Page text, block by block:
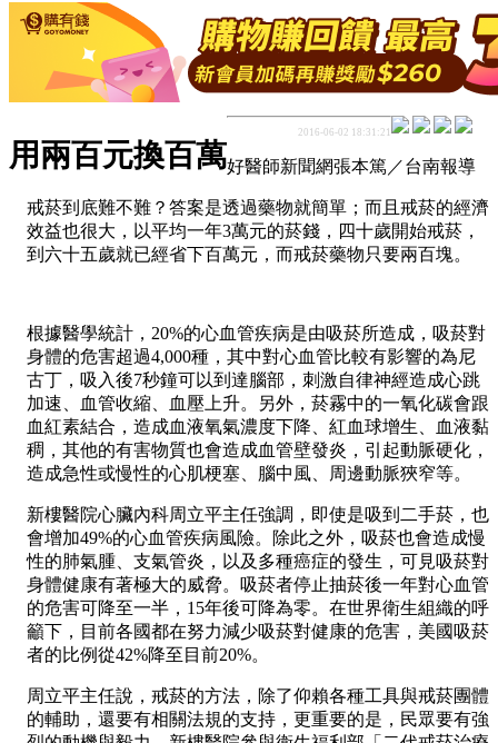
用兩百元換百萬
2016-06-02 18:31:21
好醫師新聞網張本篤／台南報導
戒菸到底難不難？答案是透過藥物就簡單；而且戒菸的經濟
效益也很大，以平均一年3萬元的菸錢，四十歲開始戒菸，
到六十五歲就已經省下百萬元，而戒菸藥物只要兩百塊。
根據醫學統計，20%的心血管疾病是由吸菸所造成，吸菸對
身體的危害超過4,000種，其中對心血管比較有影響的為尼
古丁，吸入後7秒鐘可以到達腦部，刺激自律神經造成心跳
加速、血管收縮、血壓上升。另外，菸霧中的一氧化碳會跟
血紅素結合，造成血液氧氣濃度下降、紅血球增生、血液黏
稠，其他的有害物質也會造成血管壁發炎，引起動脈硬化，
造成急性或慢性的心肌梗塞、腦中風、周邊動脈狹窄等。
新樓醫院心臟內科周立平主任強調，即使是吸到二手菸，也
會增加49%的心血管疾病風險。除此之外，吸菸也會造成慢
性的肺氣腫、支氣管炎，以及多種癌症的發生，可見吸菸對
身體健康有著極大的威脅。吸菸者停止抽菸後一年對心血管
的危害可降至一半，15年後可降為零。在世界衛生組織的呼
籲下，目前各國都在努力減少吸菸對健康的危害，美國吸菸
者的比例從42%降至目前20%。
周立平主任說，戒菸的方法，除了仰賴各種工具與戒菸團體
的輔助，還要有相關法規的支持，更重要的是，民眾要有強